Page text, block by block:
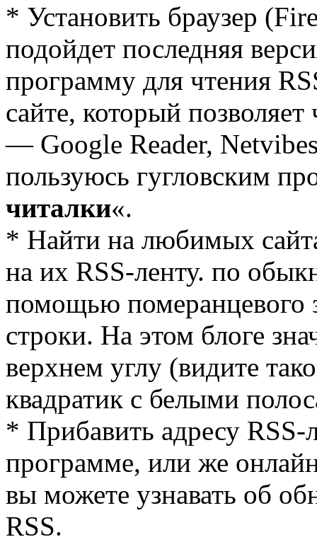
* Установить браузер
подойдет последняя
программу для чтения
сайте, который
— Google Reader,
пользуюсь гугловским
читалки«.
* Найти на любимых
на их RSS-ленту. по
помощью померанцевого
строки. На этом блоге
верхнем углу (видите
квадратик с белыми
* Прибавить адресу RSS-
программе, или же
вы можете узнавать об
RSS.